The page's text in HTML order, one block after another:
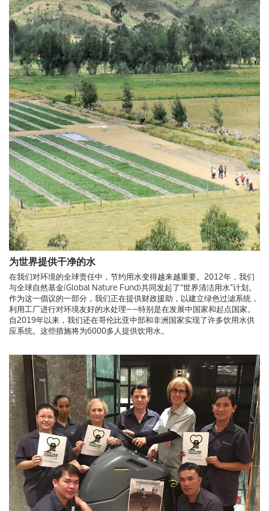
为世界提供干净的水
在我们对环境的全球责任中，节约用水变得越来越重要。2012年，我们
与全球自然基金(Global Nature Fund)共同发起了“世界清洁用水”计划。
作为这一倡议的一部分，我们正在提供财政援助，以建立绿色过滤系统，
利用工厂进行对环境友好的水处理——特别是在发展中国家和起点国家。
自2019年以来，我们还在哥伦比亚中部和非洲国家实现了许多饮用水供
应系统。这些措施将为6000多人提供饮用水。